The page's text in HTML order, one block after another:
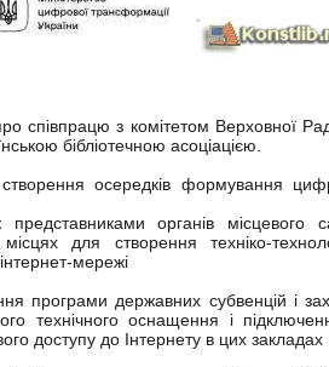
співпрацю з комітетом Верховної
бібліотечною асоціацією.
осередків формування
органів місцевого
місцях для створення техніко-
мережі
програми державних субвенцій і
технічного оснащення і
доступу до Інтернету в цих закладах